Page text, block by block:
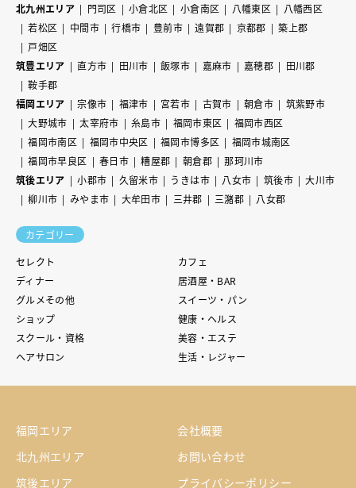
北九州エリア
門司区 小倉北区 小倉南区 八幡東区
八幡西区
若松区
中間市 行橋市 豊前市 遠賀郡 京都郡
築上郡
戸畑区
筑豊エリア
直方市 田川市 飯塚市 嘉麻市 嘉穂郡
田川郡
鞍手郡
福岡エリア
宗像市 福津市 宮若市 古賀市 朝倉市
筑紫野市
大野城市
太宰府市 糸島市 福岡市東区
福岡市西区
福岡市南区
福岡市中央区 福岡市博多区
福岡市城南区
福岡市早良区
春日市 糟屋郡 朝倉郡
那珂川市
筑後エリア
小郡市 久留米市 うきは市 八女市 筑後市
大川市
柳川市
みやま市 大牟田市 三井郡 三潴郡 八女郡
カテゴリー
セレクト
カフェ
ディナー
居酒屋・BAR
グルメその他
スイーツ・パン
ショップ
健康・ヘルス
スクール・資格
美容・エステ
ヘアサロン
生活・レジャー
福岡エリア
北九州エリア
筑後エリア
会社概要
お問い合わせ
プライバシーポリシー